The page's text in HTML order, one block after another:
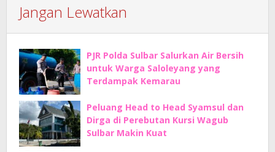
Jangan Lewatkan
PJR Polda Sulbar Salurkan Air Bersih
untuk Warga Saloleyang yang
Terdampak Kemarau
Peluang Head to Head Syamsul dan
Dirga di Perebutan Kursi Wagub
Sulbar Makin Kuat